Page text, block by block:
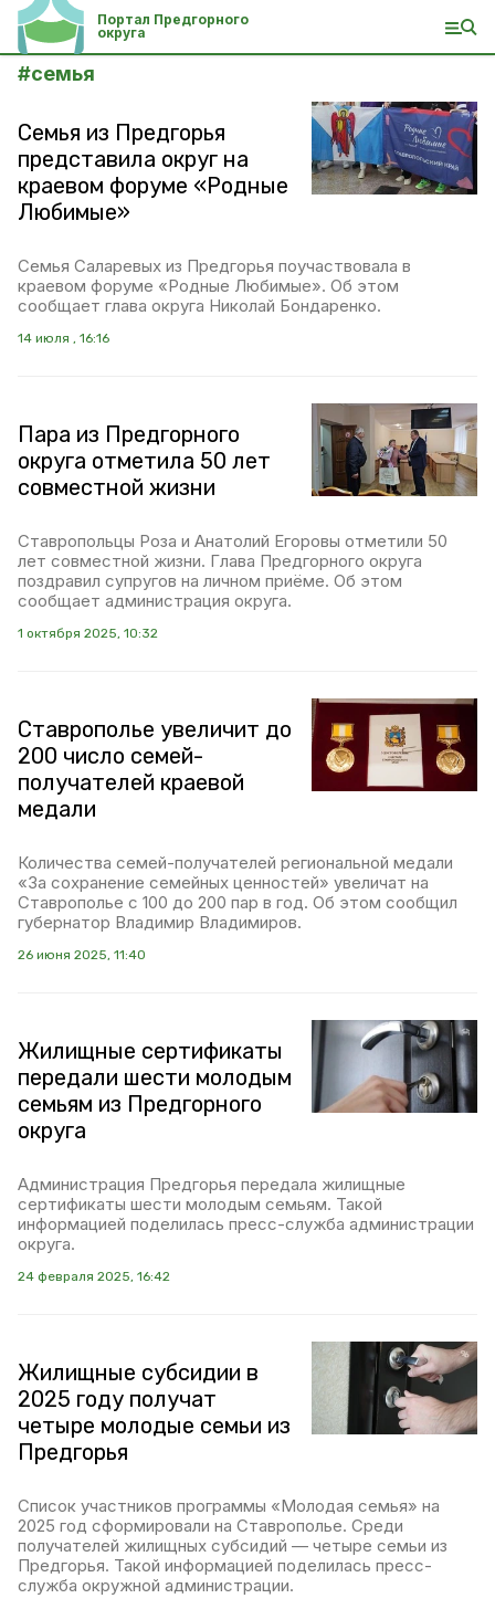
Портал Предгорного
округа
#семья
Семья из Предгорья
представила округ на
краевом форуме «Родные
Любимые»
Семья Саларевых из Предгорья поучаствовала в
краевом форуме «Родные Любимые». Об этом
сообщает глава округа Николай Бондаренко.
14 июля , 16:16
Пара из Предгорного
округа отметила 50 лет
совместной жизни
Ставропольцы Роза и Анатолий Егоровы отметили 50
лет совместной жизни. Глава Предгорного округа
поздравил супругов на личном приёме. Об этом
сообщает администрация округа.
1 октября 2025, 10:32
Ставрополье увеличит до
200 число семей-
получателей краевой
медали
Количества семей-получателей региональной медали
«За сохранение семейных ценностей» увеличат на
Ставрополье с 100 до 200 пар в год. Об этом сообщил
губернатор Владимир Владимиров.
26 июня 2025, 11:40
Жилищные сертификаты
передали шести молодым
семьям из Предгорного
округа
Администрация Предгорья передала жилищные
сертификаты шести молодым семьям. Такой
информацией поделилась пресс-служба администрации
округа.
24 февраля 2025, 16:42
Жилищные субсидии в
2025 году получат
четыре молодые семьи из
Предгорья
Список участников программы «Молодая семья» на
2025 год сформировали на Ставрополье. Среди
получателей жилищных субсидий — четыре семьи из
Предгорья. Такой информацией поделилась пресс-
служба окружной администрации.